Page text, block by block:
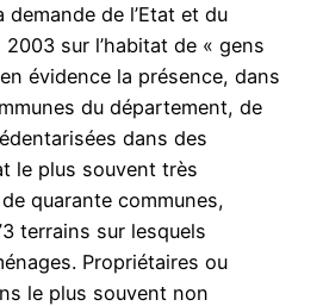
demande de l’Etat et du
sur l’habitat de « gens
évidence la présence, dans
du département, de
dans des
le plus souvent très
quarante communes,
terrains sur lesquels
Propriétaires ou
le plus souvent non